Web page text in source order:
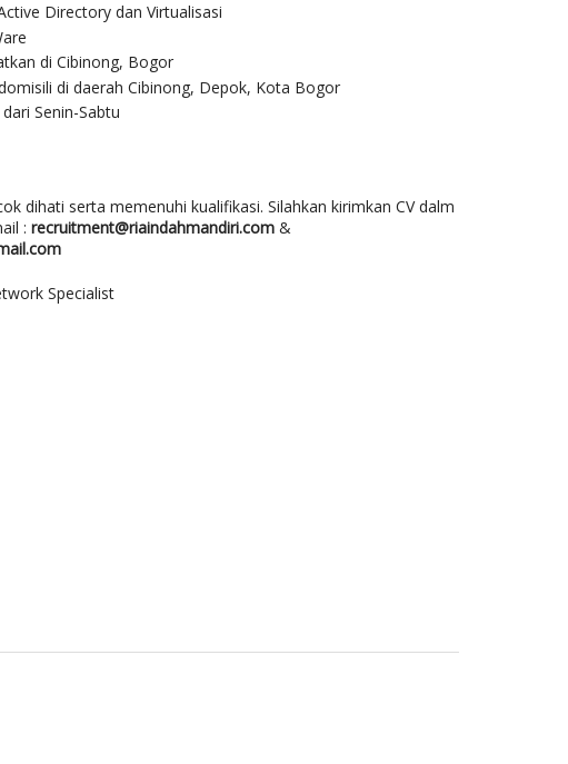
Directory dan Virtualisasi
di Cibinong, Bogor
di daerah Cibinong, Depok, Kota Bogor
Senin-Sabtu
dihati serta memenuhi kualifikasi. Silahkan kirimkan CV dalm
: recruitment@riaindahmandiri.com &
Specialist